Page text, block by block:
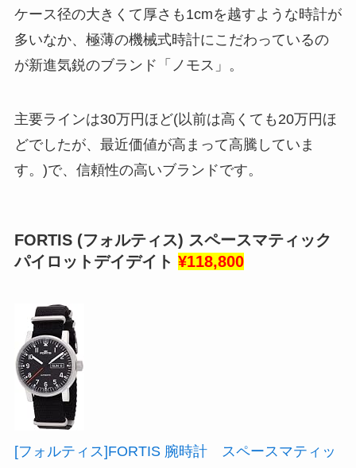
ケース径の大きくて厚さも1cmを越すような時計が
多いなか、極薄の機械式時計にこだわっているの
が新進気鋭のブランド「ノモス」。
主要ラインは30万円ほど(以前は高くても20万円ほ
どでしたが、最近価値が高まって高騰していま
す。)で、信頼性の高いブランドです。
FORTIS (フォルティス) スペースマティック
パイロットデイデイト ¥118,800
[フォルティス]FORTIS 腕時計 スペースマティッ